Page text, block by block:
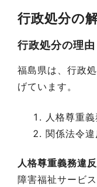
行政処分の
行政処分の理由
福島県は、行政
げています。
人格尊重
関係法令違
人格尊重義務違
障害福祉サービ